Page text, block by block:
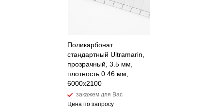
Поликарбонат
стандартный Ultramarin,
прозрачный, 3.5 мм,
плотность 0.46 мм,
6000x2100
закажем для Вас
Цена по запросу